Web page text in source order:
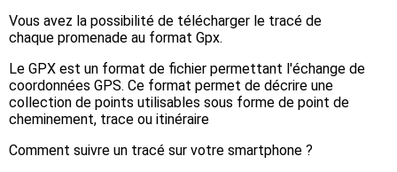
Vous avez la possibilité de télécharger le tracé de
chaque promenade au format Gpx.
Le GPX est un format de fichier permettant l'échange de
coordonnées GPS. Ce format permet de décrire une
collection de points utilisables sous forme de point de
cheminement, trace ou itinéraire
Comment suivre un tracé sur votre smartphone ?